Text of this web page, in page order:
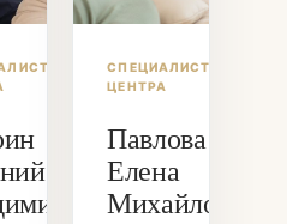
СПЕЦИАЛИСТ
ЦЕНТРА
Павлова
Елена
Михайловна